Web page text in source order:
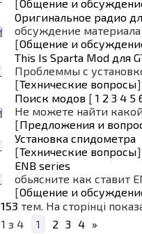
[Общение и
Оригинальное радио
обсуждение
[Общение и
This Is Sparta Mod для
Проблеммы с
[Технические вопросы]
Поиск модов [ 1 2 3 4 5
Не можете найти
[Предложения и
Установка спидометра
[Технические вопросы]
ENB series
обьясните как ставит
[Общение и
153 тем. На сторінці
1 з 4 1 2 3 4 »